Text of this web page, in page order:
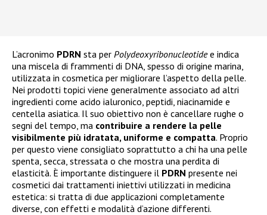
L’acronimo PDRN sta per Polydeoxyribonucleotidee indica
una miscela di frammenti di DNA, spesso di origine marina,
utilizzata in cosmetica per migliorare l’aspetto della pelle.
Nei prodotti topici viene generalmente associato ad altri
ingredienti come acido ialuronico, peptidi, niacinamide e
centella asiatica. Il suo obiettivo non è cancellare rughe o
segni del tempo, ma contribuire a rendere la pelle
visibilmente più idratata, uniforme e compatta. Proprio
per questo viene consigliato soprattutto a chi ha una pelle
spenta, secca, stressata o che mostra una perdita di
elasticità. È importante distinguere il PDRN presente nei
cosmetici dai trattamenti iniettivi utilizzati in medicina
estetica: si tratta di due applicazioni completamente
diverse, con effetti e modalità d’azione differenti.